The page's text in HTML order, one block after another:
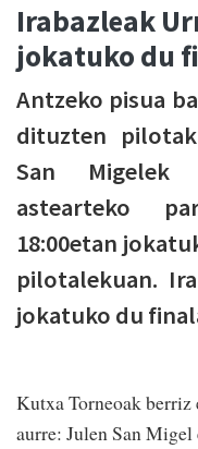
Irabazleak
jokatuko du
Antzeko pisua
dituzten
San Migelek
astearteko
18:00etan
pilotalekuan.
jokatuko du
Kutxa Torneoak berriz
aurre: Julen San